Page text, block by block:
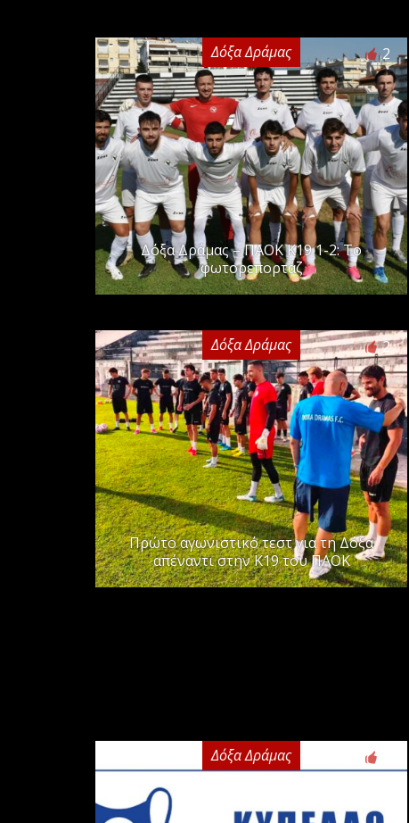
Δόξα Δράμας 2
Δόξα Δράμας – ΠΑΟΚ Κ19 1-2: Το
φωτορεπορτάζ
Δόξα Δράμας 2
Πρώτο αγωνιστικό τεστ για τη Δόξα
απέναντι στην Κ19 του ΠΑΟΚ
Δόξα Δράμας